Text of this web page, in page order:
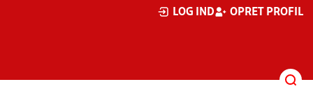
LOG IND OPRET PROFIL